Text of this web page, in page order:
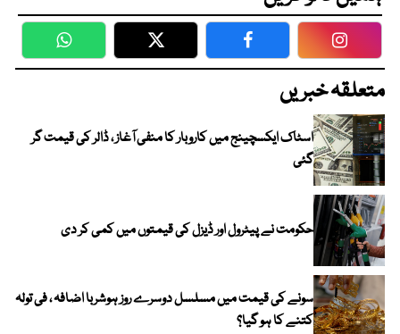
WhatsApp Twitter Facebook
متعلقہ خبریں
اسٹاک ایکسچینج میں کاروبار کا منفی آغاز ، ڈالر کی قیمت گر
گئی
حکومت نے پیٹرول اور ڈیزل کی قیمتوں میں کمی کر دی
سونے کی قیمت میں مسلسل دوسرے روز ہوشربا اضافہ ، فی تولہ
کتنے کا ہو گیا؟